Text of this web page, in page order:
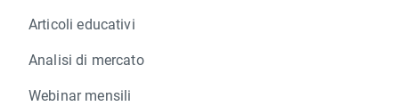
Articoli educativi
Analisi di mercato
Webinar mensili